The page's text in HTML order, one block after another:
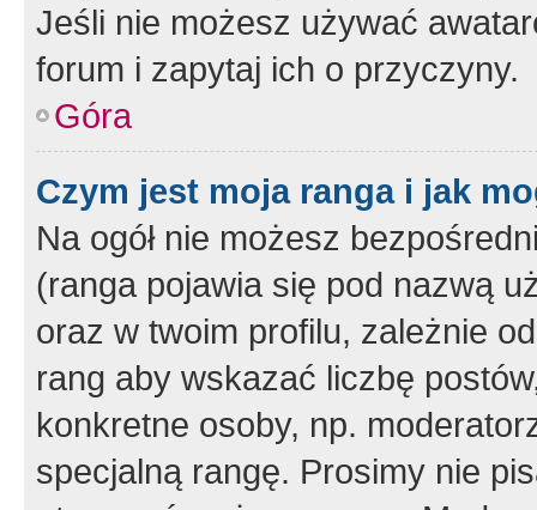
Jeśli nie możesz używać
forum i zapytaj ich o przyczyny.
Góra
Czym jest moja ranga i jak
Na ogół nie możesz
(ranga pojawia się pod nazwą
oraz w twoim profilu, zależnie
rang aby wskazać liczbę
konkretne osoby, np.
specjalną rangę. Prosimy nie